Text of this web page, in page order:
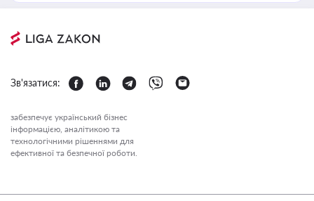
Зв'язатися:
забезпечує український бізнес
інформацією, аналітикою та
технологічними рішеннями для
ефективної та безпечної роботи.